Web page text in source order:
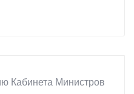
Кабинета Министров